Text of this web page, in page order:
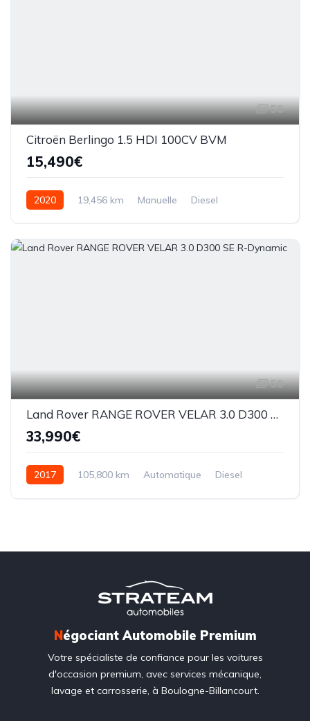
50
Citroën Berlingo 1.5 HDI 100CV BVM
15,490€
2020 19,456 km Manuelle Diesel
50
Land Rover RANGE ROVER VELAR 3.0 D300 SE R-Dynamic
33,990€
2017 105,800 km Automatique
Diesel
Négociant Automobile Premium
Votre spécialiste de confiance pour les voitures
d'occasion premium, avec services mécanique,
lavage et carrosserie, à Boulogne-Billancourt.